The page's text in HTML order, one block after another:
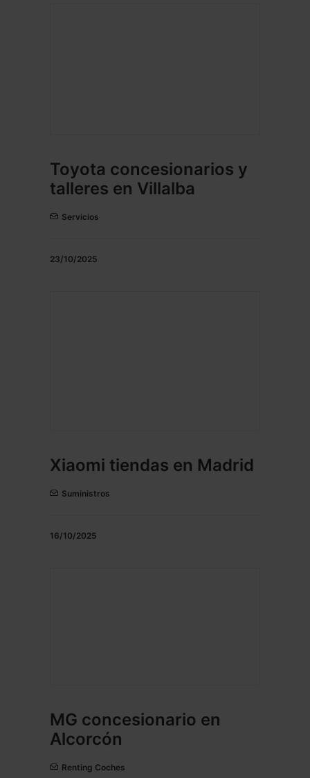
Toyota concesionarios y
talleres en Villalba
Servicios
23/10/2025
Xiaomi tiendas en Madrid
Suministros
16/10/2025
MG concesionario en
Alcorcón
Renting Coches